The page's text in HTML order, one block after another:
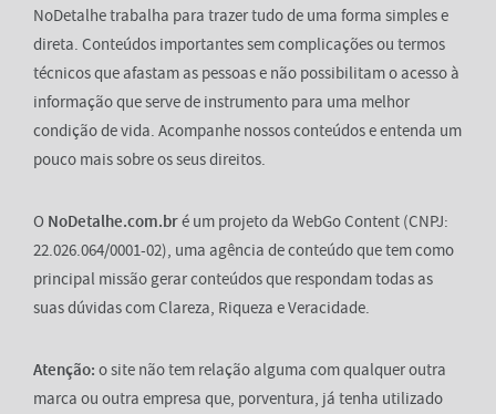
NoDetalhe trabalha para trazer tudo de uma forma simples e
direta. Conteúdos importantes sem complicações ou termos
técnicos que afastam as pessoas e não possibilitam o acesso à
informação que serve de instrumento para uma melhor
condição de vida. Acompanhe nossos conteúdos e entenda um
pouco mais sobre os seus direitos.
O NoDetalhe.com.bré um projeto da WebGo Content (CNPJ:
22.026.064/0001-02), uma agência de conteúdo que tem como
principal missão gerar conteúdos que respondam todas as
suas dúvidas com Clareza, Riqueza e Veracidade.
Atenção: o site não tem relação alguma com qualquer outra
marca ou outra empresa que, porventura, já tenha utilizado